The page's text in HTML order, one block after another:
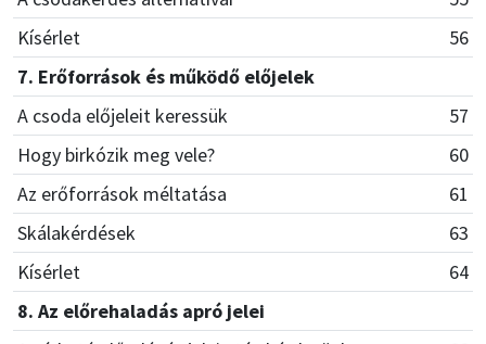
Kísérlet
56
7. Erőforrások és működő előjelek
A csoda előjeleit keressük
57
Hogy birkózik meg vele?
60
Az erőforrások méltatása
61
Skálakérdések
63
Kísérlet
64
8. Az előrehaladás apró jelei